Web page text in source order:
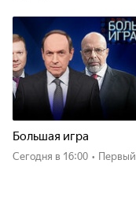
Большая игра
Сегодня в 16:00 • Первый